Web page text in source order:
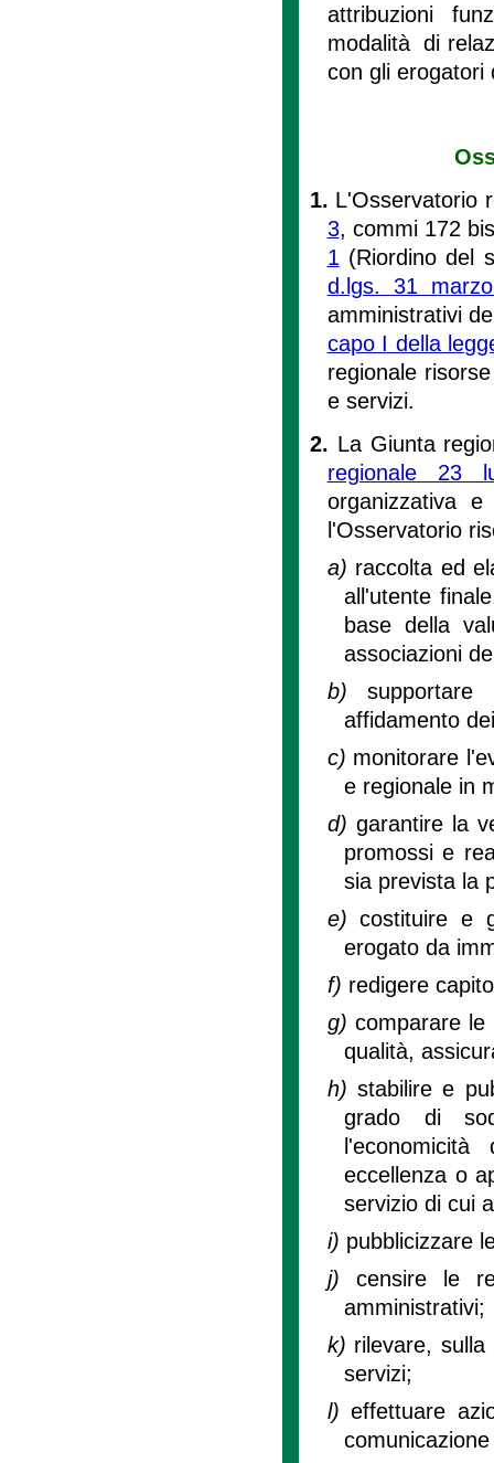
attribuzioni
modalità di
con gli erogatori
1. L'Osservatorio
3, commi 172
1 (Riordino del
d.lgs. 31
amministrativi
capo I della
regionale
e servizi.
2. La Giunta
regionale 23
organizzativa
l'Osservatorio
a) raccolta ed
all'utente
base della
associazioni
b)
affidamento
c) monitorare
e regionale in
d) garantire la
promossi e
sia prevista la
e)costituire e
erogato da
f) redigere
g)comparare
qualità,
h) stabilire e
grado di
l'economicità
eccellenza o
servizio di cui
i) pubblicizzare
j) censire le
amministrativi;
k) rilevare,
servizi;
l)effettuare